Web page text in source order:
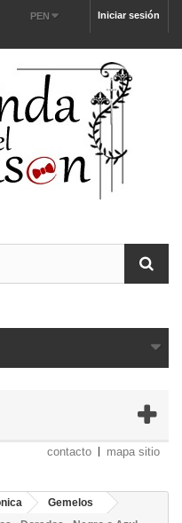
Iniciar sesión
PEN
contacto mapa sitio
Gemelos